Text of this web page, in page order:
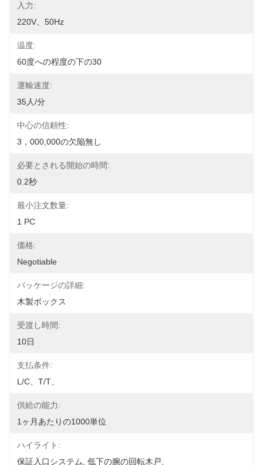
入力:
220V、50Hz
温度:
60度への程度の下の30
運輸速度:
35人/分
中心の信頼性:
3，000,000の欠陥無し
必要とされる開始の時間:
0.2秒
最小注文数量:
1 PC
価格:
Negotiable
パッケージの詳細:
木製ボックス
受渡し時間:
10日
支払条件:
L/C、T/T、
供給の能力:
1ヶ月あたりの1000単位
ハイライト:
保証入口システム
低下の腕の回転木戸